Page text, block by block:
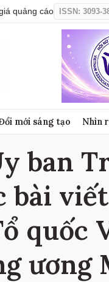
quảng cáo ISSN: 3093-
mới sáng tạo Nhìn
ban
bài
quốc
ương